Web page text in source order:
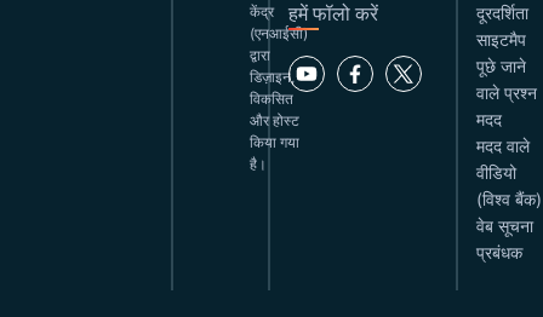
केंद्र
(एनआईसी)
द्वारा
डिज़ाइन,
विकसित
और होस्ट
किया गया
है।
हमें फॉलो करें
दूरदर्शिता
साइटमैप
पूछे जाने
वाले प्रश्न
मदद
मदद वाले
वीडियो
(विश्व बैंक)
वेब सूचना
प्रबंधक